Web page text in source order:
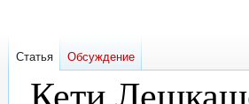
Статья Обсуждение